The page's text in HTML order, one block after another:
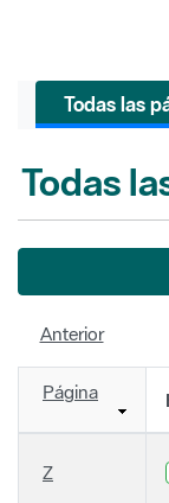
Todas las
Todas
Anterior
Página
Z